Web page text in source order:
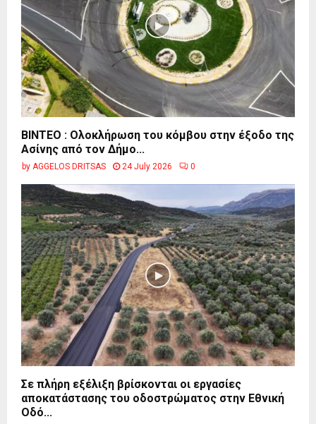
ΒΙΝΤΕΟ : Ολοκλήρωση του κόμβου στην έξοδο της
Ασίνης από τον Δήμο...
by AGGELOS DRITSAS 24 July 2026 0
Σε πλήρη εξέλιξη βρίσκονται οι εργασίες
αποκατάστασης του οδοστρώματος στην Εθνική
Οδό...